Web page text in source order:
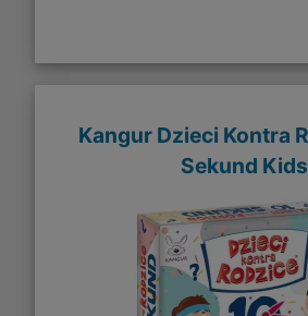
Kangur Dzieci Kontra
Sekund Kids